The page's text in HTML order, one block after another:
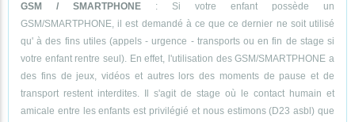
GSM / SMARTPHONE : Si votre enfant possède un
GSM/SMARTPHONE, il est demandé à ce que ce dernier ne soit utilisé
qu' à des fins utiles (appels - urgence - transports ou en fin de stage si
votre enfant rentre seul). En effet, l'utilisation des GSM/SMARTPHONE a
des fins de jeux, vidéos et autres lors des moments de pause et de
transport restent interdites. Il s'agit de stage où le contact humain et
amicale entre les enfants est privilégié et nous estimons (D23 asbl) que